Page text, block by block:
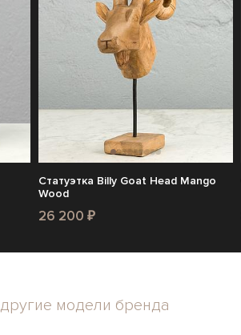
Статуэтка Billy Goat Head Mango
Wood
26 200 ₽
другие модели бренда